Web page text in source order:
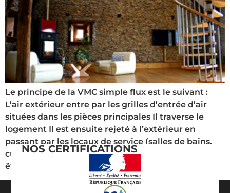
Le principe de la VMC simple flux est le suivant :
L’air extérieur entre par les grilles d’entrée d’air
situées dans les pièces principales Il traverse le
logement Il est ensuite rejeté à l’extérieur en
passant par les locaux de service (salles de bains,
cuisines) grâce à un bloc ventilateur. Celui-ci peut
être caché dans les […]
NOS CERTIFICATIONS